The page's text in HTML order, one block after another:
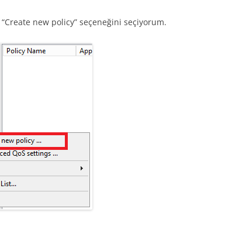
new policy” seçeneğini seçiyorum.